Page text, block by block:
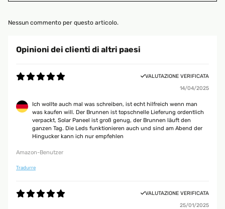
Nessun commento per questo articolo.
Opinioni dei clienti di altri paesi
VALUTAZIONE VERIFICATA
14/04/2025
Ich wollte auch mal was schreiben, ist echt hilfreich wenn man
was kaufen will. Der Brunnen ist topschnelle Lieferung ordentlich
verpackt, Solar Paneel ist groß genug, der Brunnen läuft den
ganzen Tag. Die Leds funktionieren auch und sind am Abend der
Hingucker kann ich nur empfehlen
Amazon-Benutzer
Tradurre
VALUTAZIONE VERIFICATA
25/01/2025